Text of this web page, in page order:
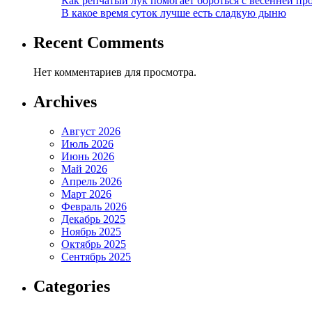
В какое время суток лучше есть сладкую дыню
Recent Comments
Нет комментариев для просмотра.
Archives
Август 2026
Июль 2026
Июнь 2026
Май 2026
Апрель 2026
Март 2026
Февраль 2026
Декабрь 2025
Ноябрь 2025
Октябрь 2025
Сентябрь 2025
Categories